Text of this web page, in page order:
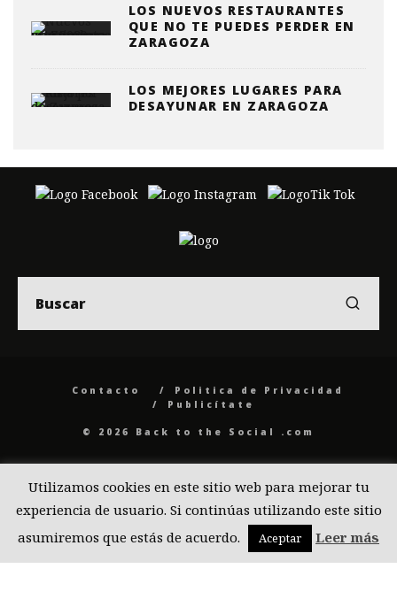
LOS NUEVOS RESTAURANTES
QUE NO TE PUEDES PERDER EN
ZARAGOZA
LOS MEJORES LUGARES PARA
DESAYUNAR EN ZARAGOZA
Contacto
Politica de Privacidad
Publicítate
© 2026 Back to the Social .com
Utilizamos cookies en este sitio web para mejorar tu
experiencia de usuario. Si continúas utilizando este sitio
asumiremos que estás de acuerdo.
Aceptar Leer más